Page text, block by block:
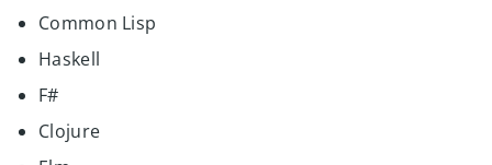
Common Lisp
Haskell
F#
Clojure